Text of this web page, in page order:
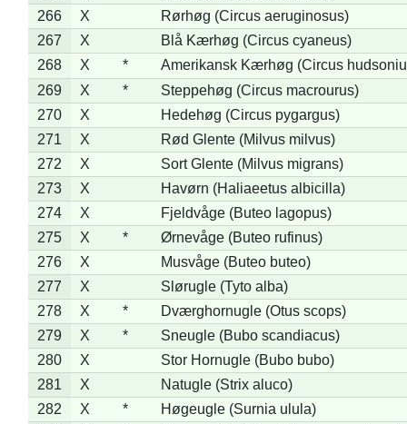
266
X
Rørhøg (Circus aeruginosus)
267
X
Blå Kærhøg (Circus cyaneus)
268
X *
Amerikansk Kærhøg (Circus
269
X *
Steppehøg (Circus macrourus)
270
X
Hedehøg (Circus pygargus)
271
X
Rød Glente (Milvus milvus)
272
X
Sort Glente (Milvus migrans)
273
X
Havørn (Haliaeetus albicilla)
274
X
Fjeldvåge (Buteo lagopus)
275
X *
Ørnevåge (Buteo rufinus)
276
X
Musvåge (Buteo buteo)
277
X
Slørugle (Tyto alba)
278
X *
Dværghornugle (Otus scops)
279
X *
Sneugle (Bubo scandiacus)
280
X
Stor Hornugle (Bubo bubo)
281
X
Natugle (Strix aluco)
282
X *
Høgeugle (Surnia ulula)